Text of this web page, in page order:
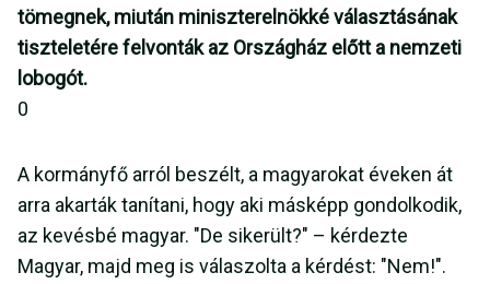
tömegnek, miután miniszterelnökké választásának
tiszteletére felvonták az Országház előtt a nemzeti
lobogót.
0
A kormányfő arról beszélt, a magyarokat éveken át
arra akarták tanítani, hogy aki másképp gondolkodik,
az kevésbé magyar. "De sikerült?" – kérdezte
Magyar, majd meg is válaszolta a kérdést: "Nem!".